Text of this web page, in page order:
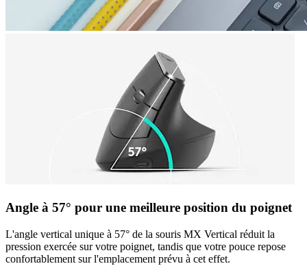
Angle à 57° pour une meilleure position du poignet
L'angle vertical unique à 57° de la souris MX Vertical réduit la
pression exercée sur votre poignet, tandis que votre pouce repose
confortablement sur l'emplacement prévu à cet effet.